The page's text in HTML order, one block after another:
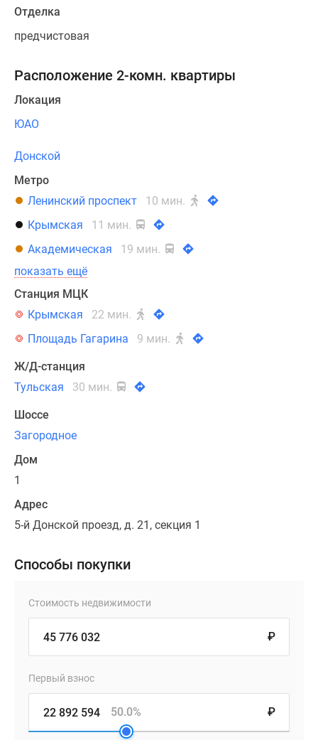
Отделка
предчистовая
Расположение 2-комн. квартиры
Локация
ЮАО
Донской
Метро
Ленинский проспект
10 мин.
Крымская
11 мин.
Академическая
19 мин.
показать ещё
Станция МЦК
Крымская
22 мин.
Площадь Гагарина
9 мин.
Ж/Д-станция
Тульская
30 мин.
Шоссе
Загородное
Дом
1
Адрес
5-й Донской проезд, д. 21, секция 1
Способы покупки
Стоимость недвижимости
₽
Первый взнос
₽
50.0%